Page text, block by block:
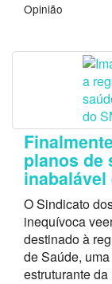
Opinião
planos de
inabalável
O Sindicato
inequívoca
destinado à
de Saúde,
estruturante